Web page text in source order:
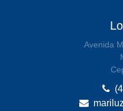
Avenida